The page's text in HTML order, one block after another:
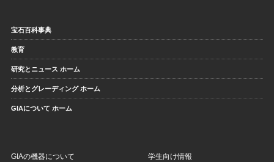
宝石百科事典
教育
研究とニュース ホーム
分析とグレーディング ホーム
GIAについて ホーム
GIAの機器について 学生向け情報